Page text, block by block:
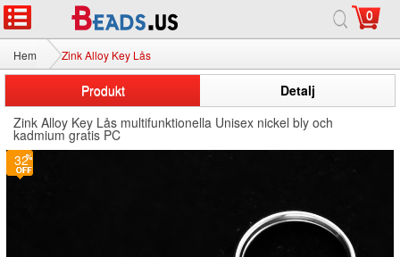
0
Hem Zink Alloy Key Lås
Produkt
Detalj
Zink Alloy Key Lås multifunktionella Unisex nickel bly och
kadmium gratis PC
32